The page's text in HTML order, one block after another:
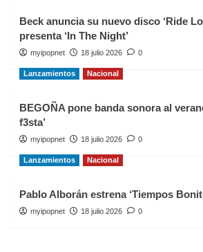
Beck anuncia su nuevo disco ‘Ride
presenta ‘In The Night’
myipopnet 18 julio 2026 0
Lanzamientos Nacional
BEGOÑA pone banda sonora al
f3sta’
myipopnet 18 julio 2026 0
Lanzamientos Nacional
Pablo Alborán estrena ‘Tiempos
myipopnet 18 julio 2026 0